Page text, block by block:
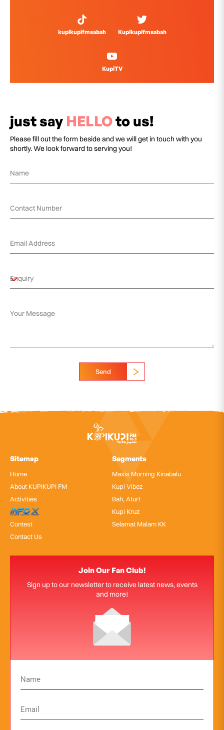
kupikupifmsabah Kupikupifmsabah
KupiTV
just say HELLOto us!
Please fill out the form beside and we will get in touch with you
shortly. We look forward to serving you!
Send
Sitemap
Home
About KUPIKUPI FM
Activities
InfoX
Contest
Contact Us
Segments
Maxis Morning Kinabalu
Kupi Vibez
Bah, Atur!
Kupi Kruz
Selamat Malam KK
Join Our Fan Club!
Sign up to our newsletter to receive latest news, events
and more!